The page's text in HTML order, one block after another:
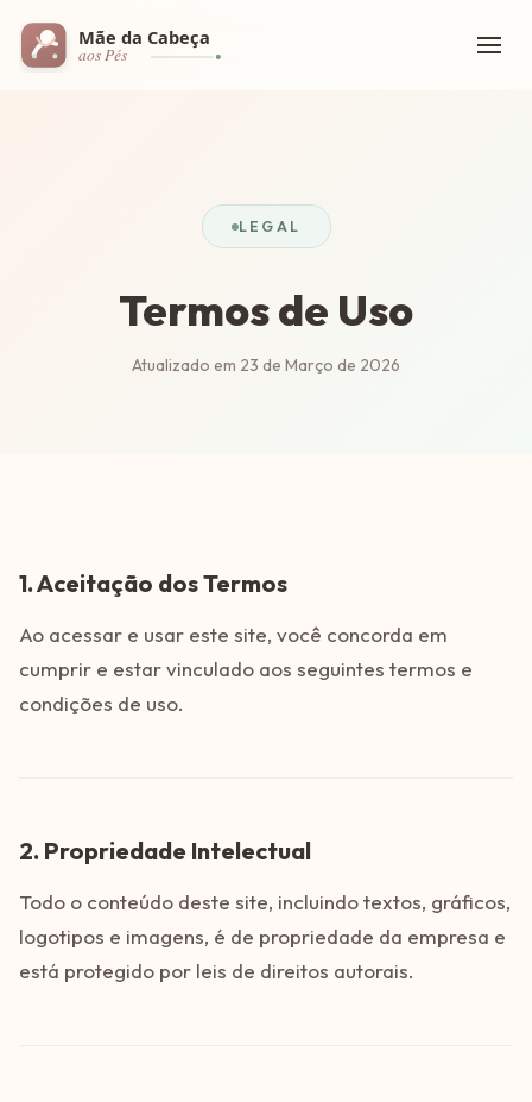
LEGAL
Termos de Uso
Atualizado em 23 de Março de 2026
1. Aceitação dos Termos
Ao acessar e usar este site, você concorda em
cumprir e estar vinculado aos seguintes termos e
condições de uso.
2. Propriedade Intelectual
Todo o conteúdo deste site, incluindo textos, gráficos,
logotipos e imagens, é de propriedade da empresa e
está protegido por leis de direitos autorais.